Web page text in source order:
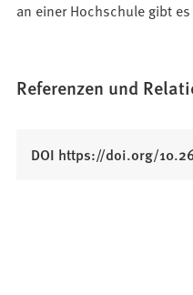
an einer Hochschule gibt
Referenzen und
DOI https://doi.org/